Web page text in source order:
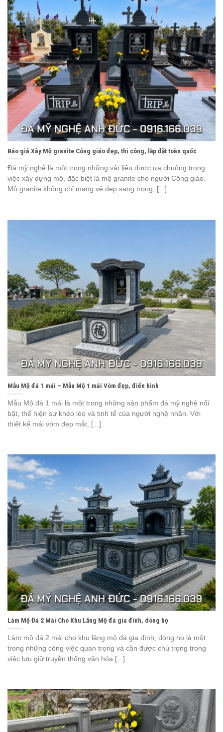
Báo giá Xây Mộ granite Công giáo đẹp, thi công, lắp đặt toàn quốc
Đá mỹ nghệ là một trong những vật liệu được ưa chuộng trong
việc xây dựng mộ, đặc biệt là mộ granite cho người Công giáo.
Mộ granite không chỉ mang vẻ đẹp sang trọng, [...]
Mẫu Mộ đá 1 mái – Mẫu Mộ 1 mái Vòm đẹp, điển hình
Mẫu Mộ đá 1 mái là một trong những sản phẩm đá mỹ nghệ nổi
bật, thể hiện sự khéo léo và tinh tế của người nghệ nhân. Với
thiết kế mái vòm đẹp mắt, [...]
Làm Mộ Đá 2 Mái Cho Khu Lăng Mộ đá gia đình, dòng họ
Làm mộ đá 2 mái cho khu lăng mộ đá gia đình, dòng họ là một
trong những công việc quan trọng và cần được chú trọng trong
việc lưu giữ truyền thống văn hóa [...]